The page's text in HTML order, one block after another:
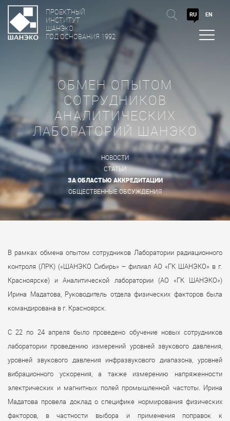
ПРОЕКТНЫЙ
ИНСТИТУТ
ШАНЭКО
ГОД ОСНОВАНИЯ 1992
RU EN
ОБМЕН ОПЫТОМ
СОТРУДНИКОВ
АНАЛИТИЧЕСКИХ
ЛАБОРАТОРИЙ ШАНЭКО
НОВОСТИ
СТАТЬИ
ЗА ОБЛАСТЬЮ АККРЕДИТАЦИИ
ОБЩЕСТВЕННЫЕ ОБСУЖДЕНИЯ
В рамках обмена опытом сотрудников Лаборатории радиационного
контроля (ЛРК) («ШАНЭКО Сибирь» – филиал АО «ГК ШАНЭКО» в г.
Красноярске) и Аналитической лаборатории (АО «ГК ШАНЭКО»)
Ирина Мадатова, Руководитель отдела физических факторов была
командирована в г. Красноярск.
С 22 по 24 апреля было проведено обучение новых сотрудников
лаборатории проведению измерений уровней звукового давления,
уровней звукового давления инфразвукового диапазона, уровней
вибрационного ускорения, а также измерению напряженности
электрических и магнитных полей промышленной частоты. Ирина
Мадатова провела доклад о специфике нормирования физических
факторов, в частности выбора и применения поправок к